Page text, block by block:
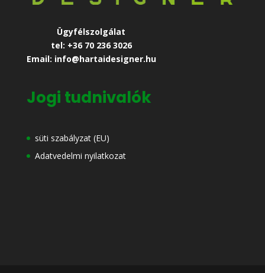
Ügyfélszolgálat
tel: +36 70 236 3026
Email: info@hartaidesigner.hu
Jogi tudnivalók
süti szabályzat (EU)
Adatvedelmi nyilatkozat